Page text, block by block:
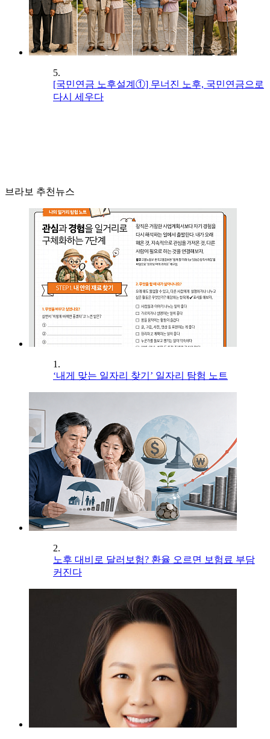
5.
[국민연금 노후설계①] 무너진 노후, 국민연금으로
다시 세우다
브라보 추천뉴스
1.
‘내게 맞는 일자리 찾기’ 일자리 탐험 노트
2.
노후 대비로 달러보험? 환율 오르면 보험료 부담
커진다